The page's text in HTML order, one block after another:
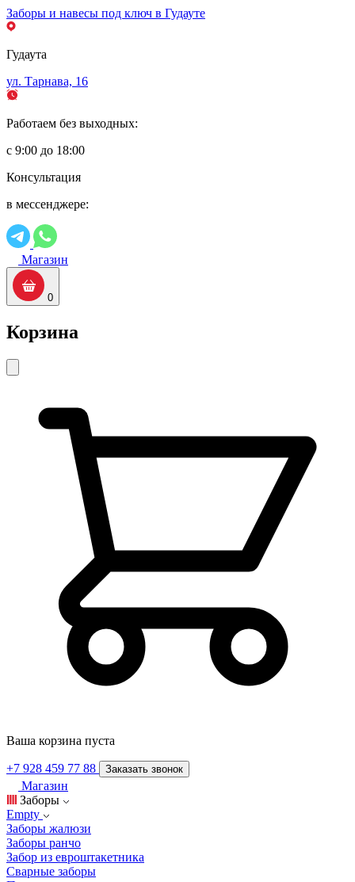
Заборы и навесы под ключ в Гудауте
Гудаута
ул. Тарнава, 16
Работаем без выходных:
с 9:00 до 18:00
Консультация
в мессенджере:
Магазин
0
Корзина
Ваша корзина пуста
+7 928 459 77 88 Заказать звонок
Магазин
Заборы
Empty
Заборы жалюзи
Заборы ранчо
Забор из евроштакетника
Сварные заборы